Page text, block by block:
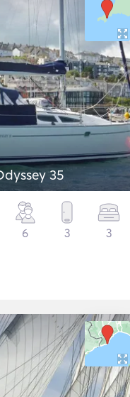
35
6 3 3